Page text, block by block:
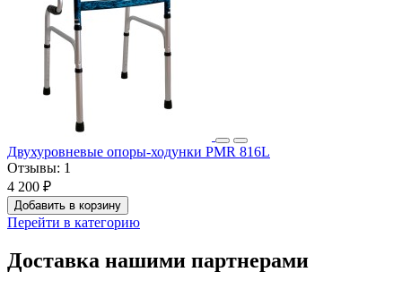
Двухуровневые опоры-ходунки PMR 816L
Отзывы: 1
4 200 ₽
Добавить в корзину
Перейти в категорию
Доставка нашими партнерами